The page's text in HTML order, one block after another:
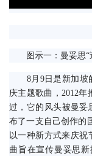
图示一：曼妥思“
8月9日是新加坡的
庆主题歌曲，2012年
过，它的风头被曼妥
布了一支自己创作的
以一种新方式来庆祝
曲旨在宣传曼妥思